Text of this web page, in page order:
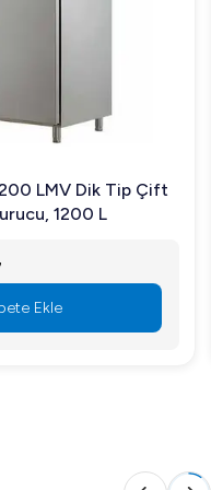
LMV Dik Tip Çift
1200 L
Ekle